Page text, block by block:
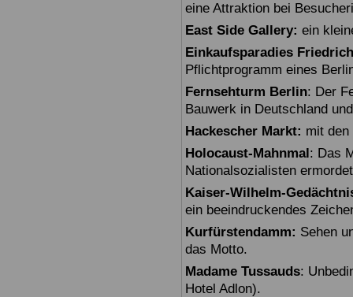
eine Attraktion bei
East Side Gallery: ein
Einkaufsparadies
Pflichtprogramm eines
Fernsehturm Berlin: Der
Bauwerk in Deutschland
Hackescher Markt: mit
Holocaust-Mahnmal : Das
Nationalsozialisten
Kaiser-Wilhelm-
ein beeindruckendes
Kurfürstendamm: Sehen
das Motto.
Madame Tussauds:
Hotel Adlon).